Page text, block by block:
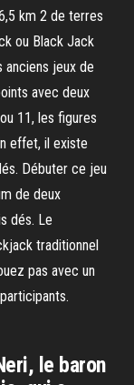
km 2 de terres
ou Black Jack
anciens jeux de
avec deux
11, les figures
effet, il existe
Débuter ce jeu
de deux
dés. Le
traditionnel
pas avec un
le baron